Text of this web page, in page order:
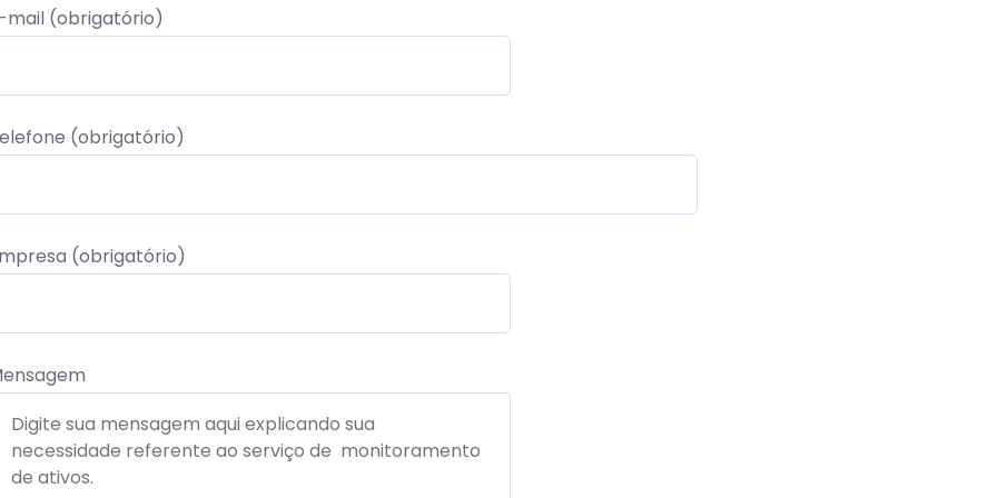
mail (obrigatório)
(obrigatório)
(obrigatório)